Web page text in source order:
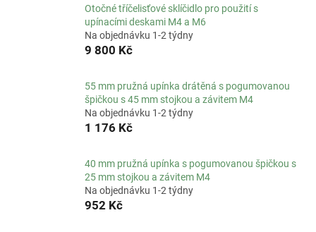
Otočné tříčelisťové sklíčidlo pro použití s
upínacími deskami M4 a M6
Na objednávku 1-2 týdny
9 800 Kč
55 mm pružná upínka drátěná s pogumovanou
špičkou s 45 mm stojkou a závitem M4
Na objednávku 1-2 týdny
1 176 Kč
40 mm pružná upínka s pogumovanou špičkou s
25 mm stojkou a závitem M4
Na objednávku 1-2 týdny
952 Kč